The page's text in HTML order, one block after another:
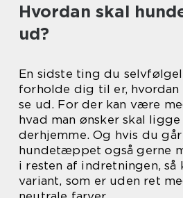
Hvordan skal
ud?
En sidste ting du
forholde dig til er,
se ud. For der kan være
hvad man ønsker skal
derhjemme. Og hvis du
hundetæppet også gerne
i resten af indretningen,
variant, som er uden ret